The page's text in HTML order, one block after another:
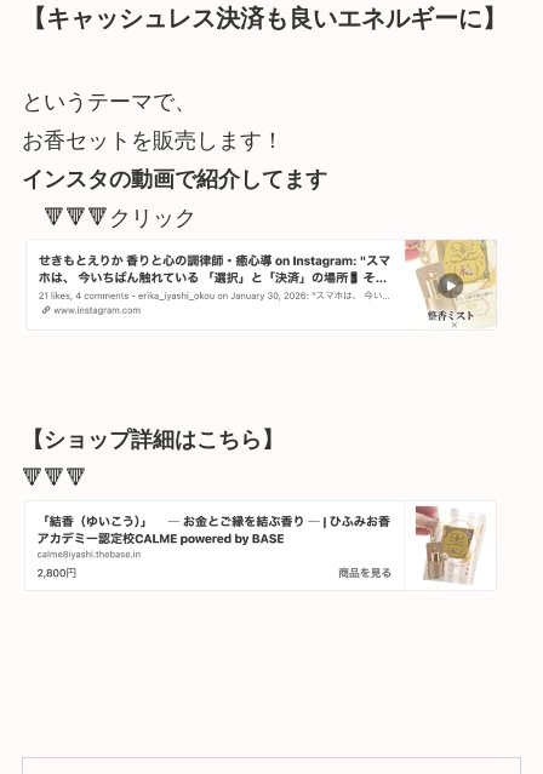
【キャッシュレス決済も良いエネルギーに】
というテーマで、
お香セットを販売します！
インスタの動画で紹介してます
🔻🔻🔻クリック
【ショップ詳細はこちら】
🔻🔻🔻